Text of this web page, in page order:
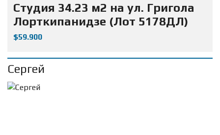
Студия 34.23 м2 на ул. Григола
Лорткипанидзе (Лот 5178ДЛ)
$59.900
Сергей